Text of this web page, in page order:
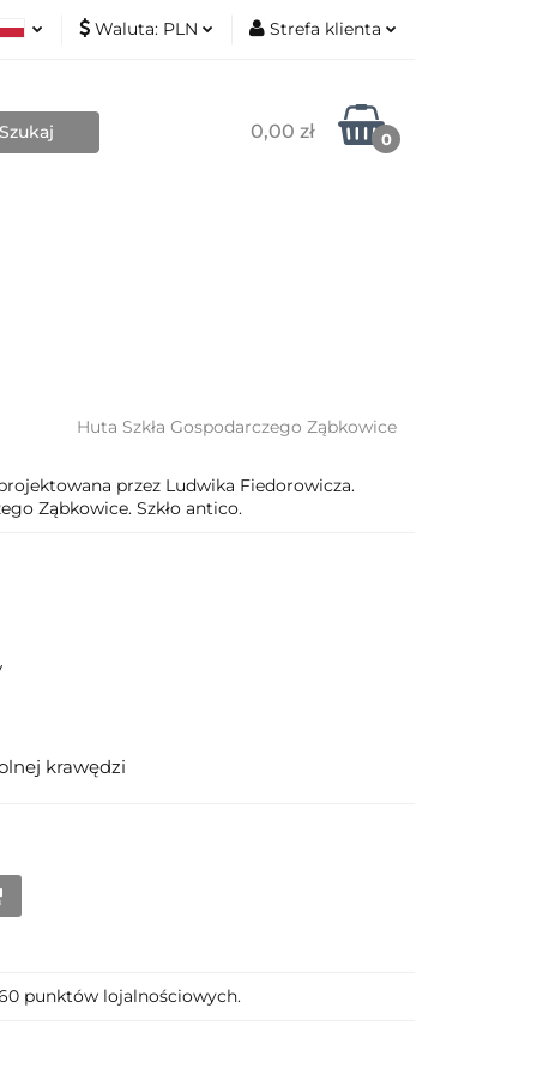
Waluta: PLN Strefa klienta
Zarejestruj się
0,00 zł 0
Nowości
Huta Szkła Gospodarczego Ząbkowice
przez Ludwika Fiedorowicza.
Ząbkowice. Szkło antico.
krawędzi
punktów lojalnościowych.